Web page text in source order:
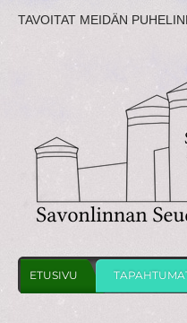
TAVOITAT MEIDÄN
ETUSIVU